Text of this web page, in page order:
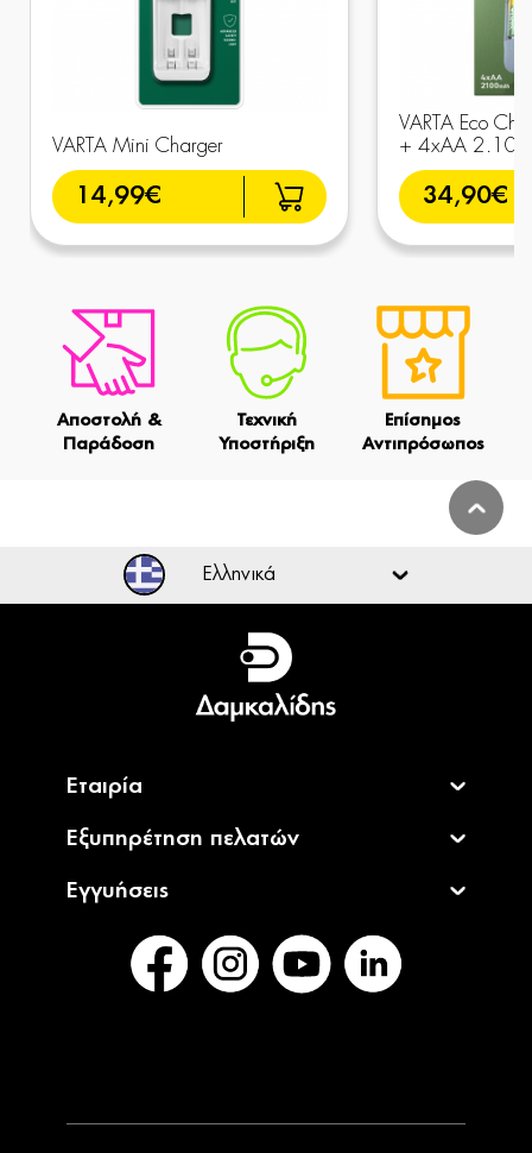
VARTA Mini Charger
14,99€
VARTA Eco
+ 4xAA
34,90€
Αποστολή &
Παράδοση
Τεχνική
Υποστήριξη
Επίσημος
Αντιπρόσωπος
Ελληνικά
Ελληνικά
English
Εταιρία
Εξυπηρέτηση πελατών
Εγγυήσεις